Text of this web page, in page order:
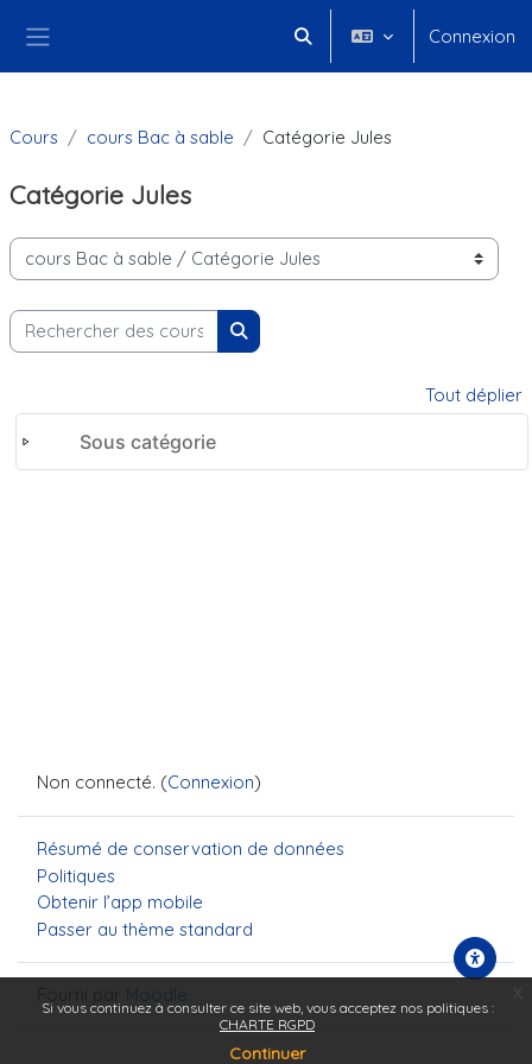
Si vous continuez à consulter ce site web, vous acceptez nos politiques :
CHARTE RGPD
Continuer
Activer/désactiver la saisie
Connexion
Cours cours Bac à sable Catégorie Jules
Catégorie Jules
Catégories de cours
Rechercher des cours
Rechercher des cours
Tout déplier
Sous catégorie
Non connecté. (Connexion)
Résumé de conservation de données
Politiques
Obtenir l’app mobile
Passer au thème standard
Moodle